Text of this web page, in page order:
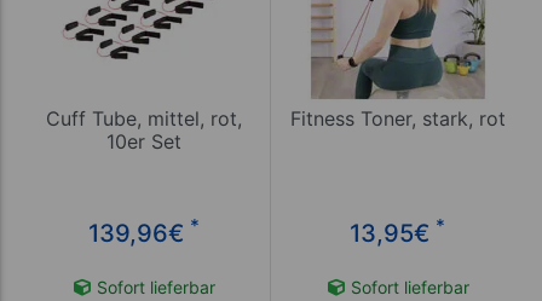
Cuff Tube, mittel, rot,
10er Set
139,96€ *
Sofort lieferbar
Fitness Toner, stark, rot
13,95€ *
Sofort lieferbar